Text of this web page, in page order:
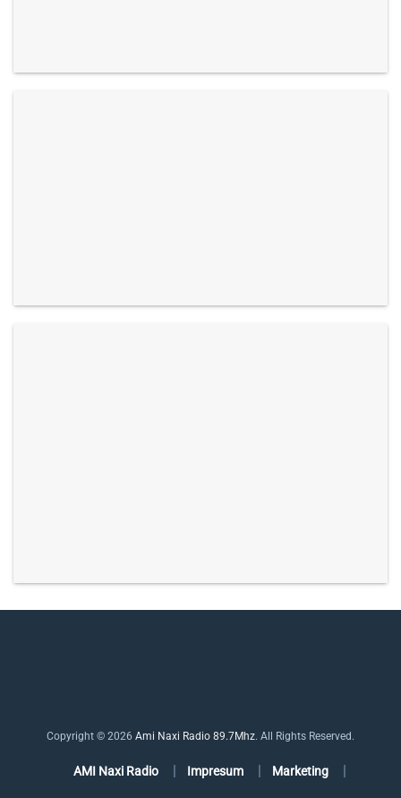
Copyright © 2026 Ami Naxi Radio 89.7Mhz. All Rights Reserved.
AMI Naxi Radio Impresum Marketing